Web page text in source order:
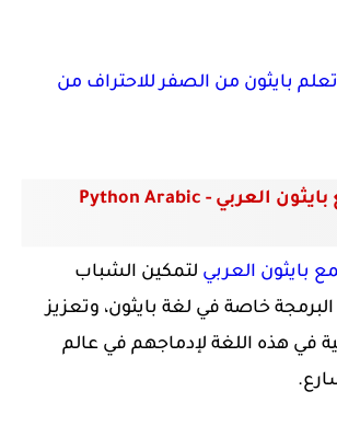
بايثون من الصفر للاحتراف من
4- قناة مجتمع بايثون العربي - Python Arabic
بايثون العربي لتمكين الشباب
خاصة في لغة بايثون، وتعزيز
في هذه اللغة لإدماجهم في عالم